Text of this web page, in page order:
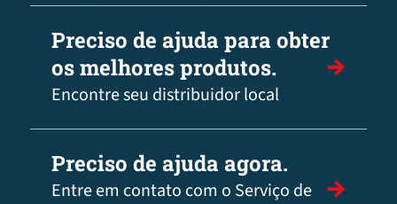
Preciso de ajuda para obter
os melhores produtos.
Encontre seu distribuidor local
Preciso de ajuda agora.
Entre em contato com o Serviço de